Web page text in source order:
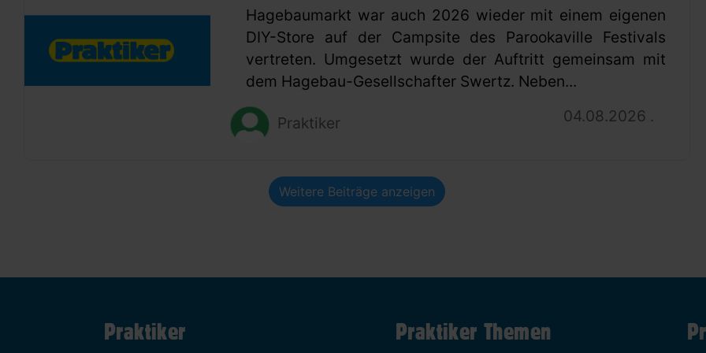
Hagebaumarkt war auch 2026 wieder mit einem eigenen
DIY-Store auf der Campsite des Parookaville Festivals
vertreten. Umgesetzt wurde der Auftritt gemeinsam mit
dem Hagebau-Gesellschafter Swertz. Neben...
Praktiker 04.08.2026 .
Weitere Beiträge anzeigen
Praktiker Praktiker Themen